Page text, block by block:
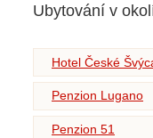
Ubytování v
Hotel České
Penzion Lugano
Penzion 51